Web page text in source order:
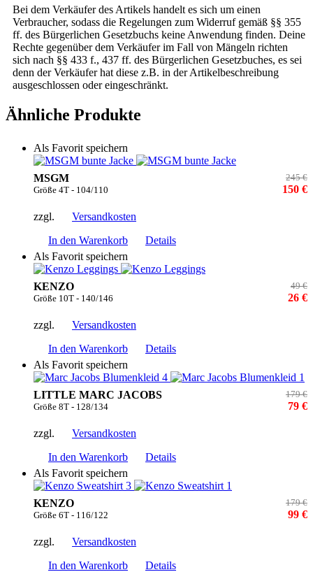
Bei dem Verkäufer des Artikels handelt es sich um einen
Verbraucher, sodass die Regelungen zum Widerruf gemäß §§ 355
ff. des Bürgerlichen Gesetzbuchs keine Anwendung finden. Deine
Rechte gegenüber dem Verkäufer im Fall von Mängeln richten
sich nach §§ 433 f., 437 ff. des Bürgerlichen Gesetzbuches, es sei
denn der Verkäufer hat diese z.B. in der Artikelbeschreibung
ausgeschlossen oder eingeschränkt.
Ähnliche Produkte
Als Favorit speichern
MSGM
Größe 4T - 104/110
245 €
150 €
zzgl.
Versandkosten
In den Warenkorb
Details
Als Favorit speichern
KENZO
Größe 10T - 140/146
49 €
26 €
zzgl.
Versandkosten
In den Warenkorb
Details
Als Favorit speichern
LITTLE MARC JACOBS
Größe 8T - 128/134
179 €
79 €
zzgl.
Versandkosten
In den Warenkorb
Details
Als Favorit speichern
KENZO
Größe 6T - 116/122
179 €
99 €
zzgl.
Versandkosten
In den Warenkorb
Details